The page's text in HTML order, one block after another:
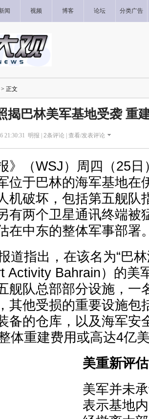
闻 视频 博客 论坛 分类广告
> 正文
揭巴林美军基地受袭 重
21:30:31 明报 | 2条评论 | 查看/发表评论
》（WSJ）周四（25
位于巴林的海军基地在
机破坏，包括第五舰队
有两个卫星通讯终端被
在中东的整体军事部署
道指出，在该名为“巴
Activity Bahrain）的美
舰队总部部分设施，一
其他受损的重要设施包
备的仓库，以及海军安
体重建费用或高达4亿
美重新评
美军并未
表示基地